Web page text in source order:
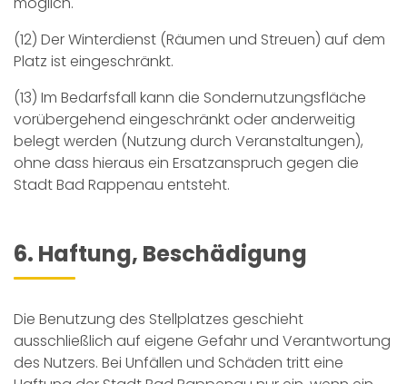
(12) Der Winterdienst (Räumen und Streuen) auf dem
Platz ist eingeschränkt.
(13) Im Bedarfsfall kann die Sondernutzungsfläche
vorübergehend eingeschränkt oder anderweitig
belegt werden (Nutzung durch Veranstaltungen),
ohne dass hieraus ein Ersatzanspruch gegen die
Stadt Bad Rappenau entsteht.
6. Haftung, Beschädigung
Die Benutzung des Stellplatzes geschieht
ausschließlich auf eigene Gefahr und Verantwortung
des Nutzers. Bei Unfällen und Schäden tritt eine